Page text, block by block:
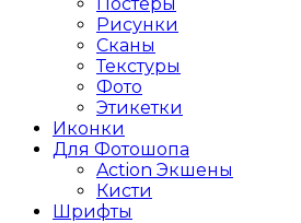
Рисунки
Сканы
Текстуры
Фото
Этикетки
Иконки
Для Фотошопа
Action Экшены
Кисти
Шрифты